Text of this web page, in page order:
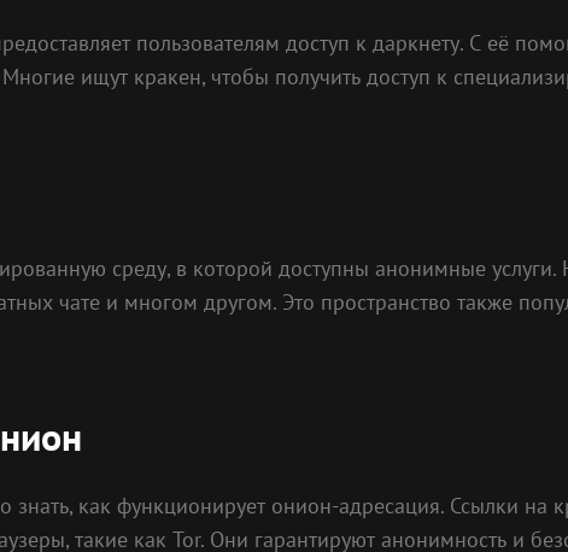
пользователям доступ к даркнету. С её
ищут кракен, чтобы получить доступ к
среду, в которой доступны анонимные услуги.
чате и многом другом. Это пространство также
как функционирует онион-адресация. Ссылки на
такие как Tor. Они гарантируют анонимность и